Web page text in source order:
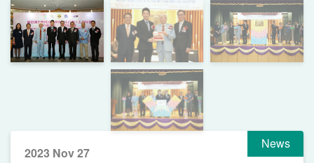
News
2023 Nov 27